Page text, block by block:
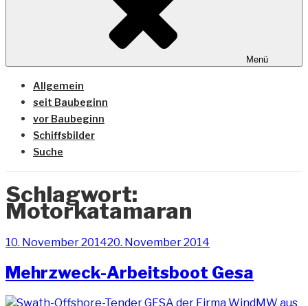
Menü
Allgemein
seit Baubeginn
vor Baubeginn
Schiffsbilder
Suche
Schlagwort:
Motorkatamaran
Veröffentlicht
10. November 201420. November 2014
Mehrzweck-Arbeitsboot Gesa